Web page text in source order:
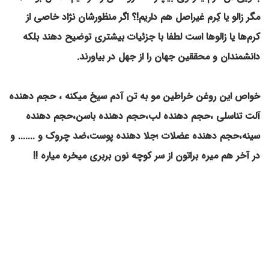
مگر زالو یا کِرم غیراصل هم داریم!؟ اگر منظورشان نژاد خاصی از
کرم‌ها یا زالوها است لطفا با جزئیات بیشتری توضیح دهند بلکه
دانشمندان و محققین جهان را از جهل در بیاورند.
خواص این روغن خراطین مو به تن آدم سیخ میکنه ، حجم دهنده
آلت تناسلی ،حجم دهنده لب،حجم دهنده باسن،حجم دهنده
سینه،حجم دهنده عضلات ؛جلا دهنده پوست،ضد چروک و ....... و
در آخر هم میره براتون از سر کوچه نون بربری میخره میاره !!